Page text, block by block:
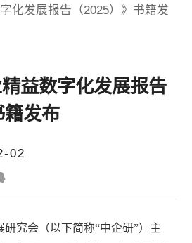
化发展报告（2025）》书籍发
精益数字化发展报告
籍发布
02
究会（以下简称“中企研”）主